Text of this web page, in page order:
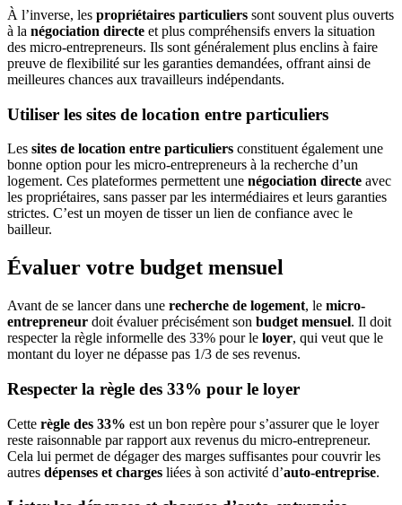
À l’inverse, les propriétaires particuliers sont souvent plus ouverts
à la négociation directe et plus compréhensifs envers la situation
des micro-entrepreneurs. Ils sont généralement plus enclins à faire
preuve de flexibilité sur les garanties demandées, offrant ainsi de
meilleures chances aux travailleurs indépendants.
Utiliser les sites de location entre particuliers
Les sites de location entre particuliers constituent également une
bonne option pour les micro-entrepreneurs à la recherche d’un
logement. Ces plateformes permettent une négociation directe avec
les propriétaires, sans passer par les intermédiaires et leurs garanties
strictes. C’est un moyen de tisser un lien de confiance avec le
bailleur.
Évaluer votre budget mensuel
Avant de se lancer dans une recherche de logement, le micro-
entrepreneur doit évaluer précisément son budget mensuel. Il doit
respecter la règle informelle des 33% pour le loyer, qui veut que le
montant du loyer ne dépasse pas 1/3 de ses revenus.
Respecter la règle des 33% pour le loyer
Cette règle des 33% est un bon repère pour s’assurer que le loyer
reste raisonnable par rapport aux revenus du micro-entrepreneur.
Cela lui permet de dégager des marges suffisantes pour couvrir les
autres dépenses et charges liées à son activité d’auto-entreprise.